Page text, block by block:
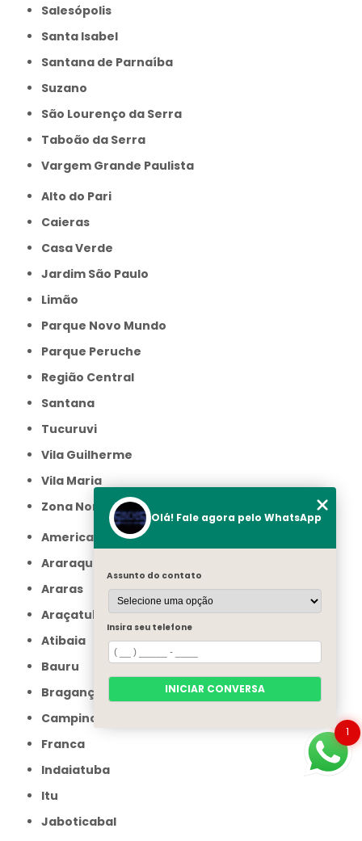
Salesópolis
Santa Isabel
Santana de Parnaíba
Suzano
São Lourenço da Serra
Taboão da Serra
Vargem Grande Paulista
Alto do Pari
Caieras
Casa Verde
Jardim São Paulo
Limão
Parque Novo Mundo
Parque Peruche
Região Central
Santana
Tucuruvi
Vila Guilherme
Vila Maria
Zona Norte
Americana
Araraquara
Araras
Araçatuba
Atibaia
Bauru
Bragança Paulista
Campinas
Franca
Indaiatuba
Itu
Jaboticabal
1
Olá! Fale agora pelo WhatsApp
Assunto do contato
Insira seu telefone
INICIAR CONVERSA